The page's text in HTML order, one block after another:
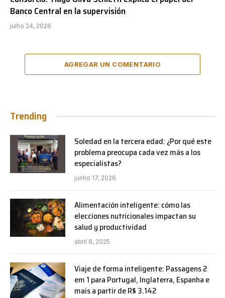
Banco Central en la supervisión
julho 24, 2026
AGREGAR UN COMENTARIO
Trending
Soledad en la tercera edad: ¿Por qué este
problema preocupa cada vez más a los
especialistas?
junho 17, 2026
Alimentación inteligente: cómo las
elecciones nutricionales impactan su
salud y productividad
abril 8, 2025
Viaje de forma inteligente: Passagens 2
em 1 para Portugal, Inglaterra, Espanha e
mais a partir de R$ 3.142